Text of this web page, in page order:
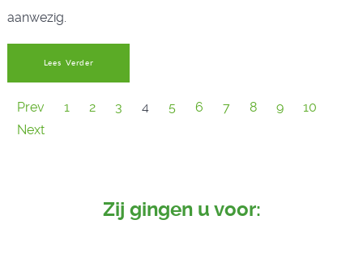
aanwezig.
Lees Verder
Prev 1 2 3 4 5 6 7 8 9
10
Next
Zij gingen u voor: